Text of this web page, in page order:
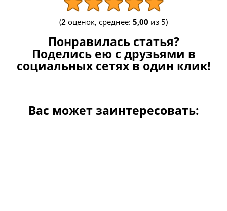
(2 оценок, среднее: 5,00 из 5)
Понравилась статья?
Поделись ею с друзьями в
социальных сетях в один клик!
Вас может заинтересовать: